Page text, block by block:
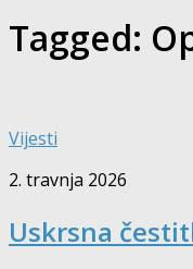
Tagged:
Vijesti
2. travnja 2026
Uskrsna